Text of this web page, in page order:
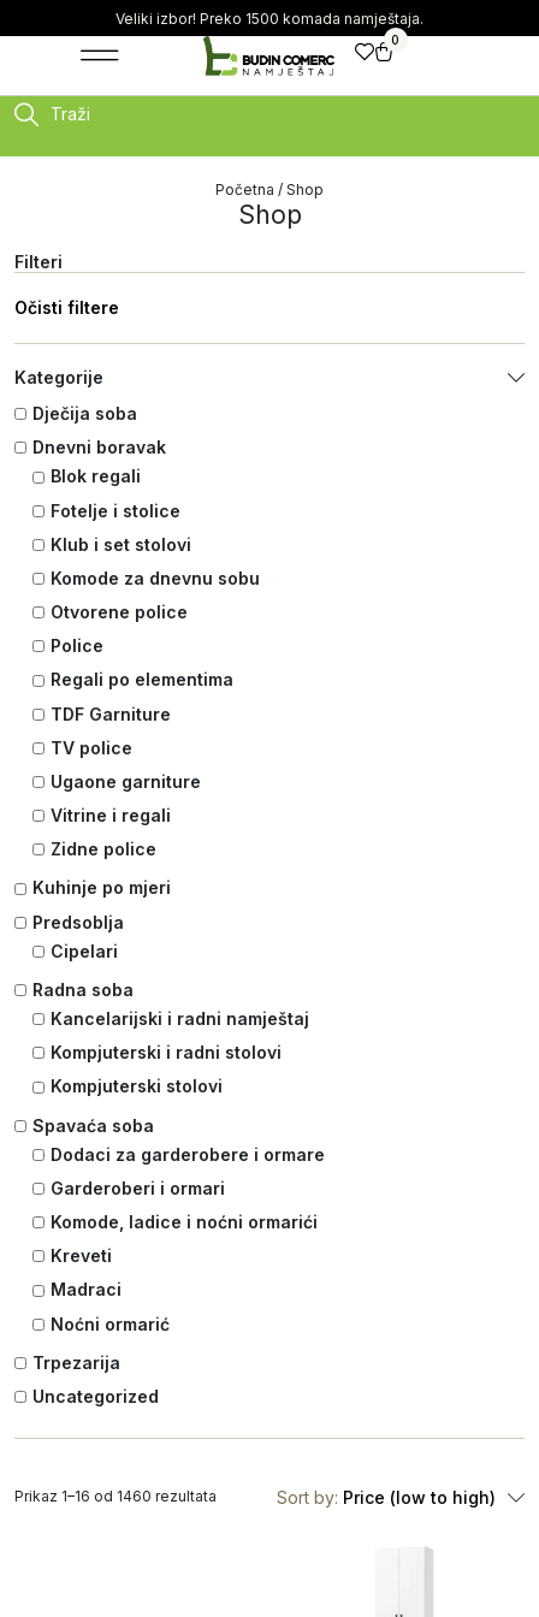
Veliki izbor! Preko 1500 komada namještaja.
0
Traži
Početna / Shop
Shop
Filteri
Očisti filtere
Kategorije
Dječija soba
Dnevni boravak
Blok regali
Fotelje i stolice
Klub i set stolovi
Komode za dnevnu sobu
Otvorene police
Police
Regali po elementima
TDF Garniture
TV police
Ugaone garniture
Vitrine i regali
Zidne police
Kuhinje po mjeri
Predsoblja
Cipelari
Radna soba
Kancelarijski i radni namještaj
Kompjuterski i radni stolovi
Kompjuterski stolovi
Spavaća soba
Dodaci za garderobere i ormare
Garderoberi i ormari
Komode, ladice i noćni ormarići
Kreveti
Madraci
Noćni ormarić
Trpezarija
Uncategorized
Sort by: Price (low to high)
Prikaz 1–16 od 1460 rezultata